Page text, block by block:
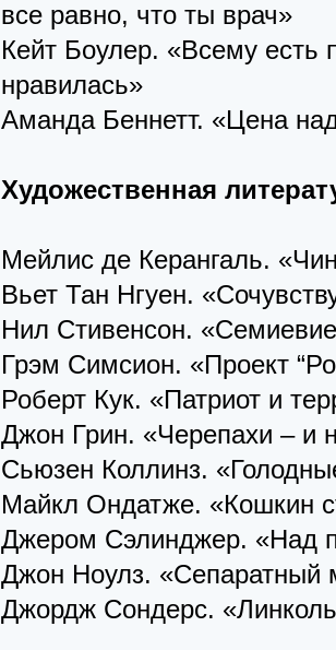
все равно, что ты врач»
Кейт Боулер. «Всему есть
нравилась»
Аманда Беннетт. «Цена
Художественная
Мейлис де Керангаль.
Вьет Тан Нгуен.
Нил Стивенсон.
Грэм Симсион. «Проект
Роберт Кук. «Патриот и
Джон Грин. «Черепахи – и
Сьюзен Коллинз.
Майкл Ондатже. «Кошкин
Джером Сэлинджер. «Над
Джон Ноулз. «Сепаратный
Джордж Сондерс.